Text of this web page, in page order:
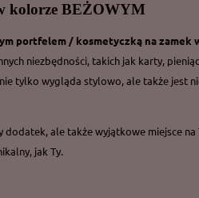
kolorze BEŻOWYM
portfelem / kosmetyczką na zamek
niezbędności, takich jak karty,
tylko wygląda stylowo, ale także jest
ale także wyjątkowe miejsce
jak Ty.